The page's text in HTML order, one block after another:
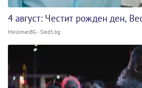
4 август: Честит рожден ден,
MelomanBG - Sled5.bg